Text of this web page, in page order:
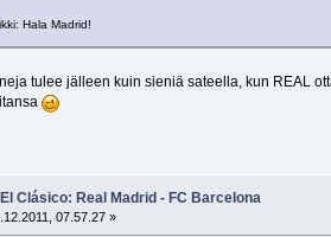
Hala Madrid!
tulee jälleen kuin sieniä sateella, kun REAL
Clásico: Real Madrid - FC Barcelona
07.57.27 »